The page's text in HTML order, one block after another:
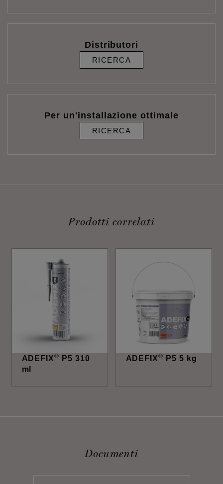
Distributori
RICERCA
Per un'installazione ottimale
RICERCA
Prodotti correlati
ADEFIX®
P5 310
ml
ADEFIX® P5 5 kg
Documenti